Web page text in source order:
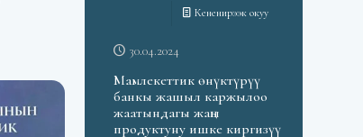
Кененирээк окуу
30.04.2024
Мамлекеттик өнүктүрүү
банкы жашыл каржылоо
жаатындагы жаңы
продуктуну ишке киргизүү